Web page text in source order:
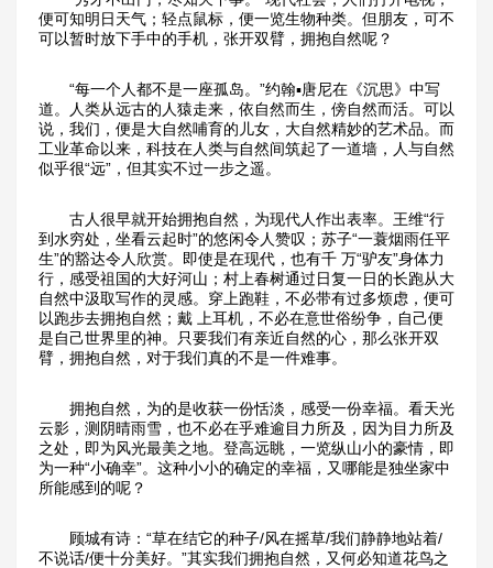
便可知明日天气；轻点鼠标，便一览生物种类。但朋友，可不
可以暂时放下手中的手机，张开双臂，拥抱自然呢？
“每一个人都不是一座孤岛。”约翰▪唐尼在《沉思》中写
道。人类从远古的人猿走来，依自然而生，傍自然而活。可以
说，我们，便是大自然哺育的儿女，大自然精妙的艺术品。而
工业革命以来，科技在人类与自然间筑起了一道墙，人与自然
似乎很“远”，但其实不过一步之遥。
古人很早就开始拥抱自然，为现代人作出表率。王维“行
到水穷处，坐看云起时”的悠闲令人赞叹；苏子“一蓑烟雨任平
生”的豁达令人欣赏。即使是在现代，也有千 万“驴友”身体力
行，感受祖国的大好河山；村上春树通过日复一日的长跑从大
自然中汲取写作的灵感。穿上跑鞋，不必带有过多烦虑，便可
以跑步去拥抱自然；戴 上耳机，不必在意世俗纷争，自己便
是自己世界里的神。只要我们有亲近自然的心，那么张开双
臂，拥抱自然，对于我们真的不是一件难事。
拥抱自然，为的是收获一份恬淡，感受一份幸福。看天光
云影，测阴晴雨雪，也不必在乎难逾目力所及，因为目力所及
之处，即为风光最美之地。登高远眺，一览纵山小的豪情，即
为一种“小确幸”。这种小小的确定的幸福，又哪能是独坐家中
所能感到的呢？
顾城有诗：“草在结它的种子/风在摇草/我们静静地站着/
不说话/便十分美好。”其实我们拥抱自然，又何必知道花鸟之